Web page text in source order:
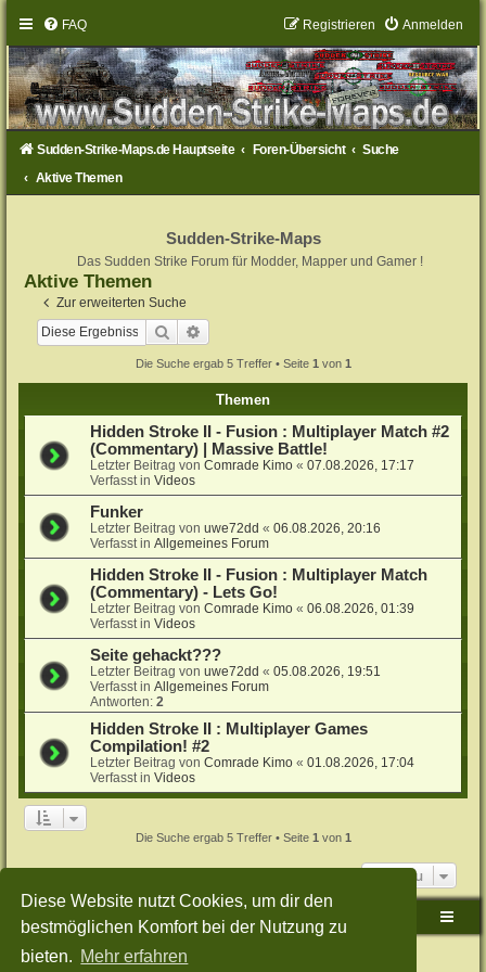
Diese Website nutzt Cookies, um dir den
bestmöglichen Komfort bei der Nutzung zu
bieten. Mehr erfahren
FAQ Anmelden
Registrieren
Sudden-Strike-Maps.de Hauptseite Foren-Übersicht
Suche
Aktive Themen
Sudden-Strike-Maps
Das Sudden Strike Forum für Modder, Mapper und Gamer !
Aktive Themen
Zur erweiterten Suche
Suche
Die Suche ergab 5 Treffer • Seite 1 von 1
Themen
Hidden Stroke II - Fusion : Multiplayer Match #2
(Commentary) | Massive Battle!
Letzter Beitrag vonComrade Kimo «07.08.2026, 17:17
Verfasst inVideos
Funker
Letzter Beitrag vonuwe72dd «06.08.2026, 20:16
Verfasst inAllgemeines Forum
Hidden Stroke II - Fusion : Multiplayer Match
(Commentary) - Lets Go!
Letzter Beitrag vonComrade Kimo «06.08.2026, 01:39
Verfasst inVideos
Seite gehackt???
Letzter Beitrag vonuwe72dd «05.08.2026, 19:51
Verfasst inAllgemeines Forum
Antworten:2
Hidden Stroke II : Multiplayer Games
Compilation! #2
Letzter Beitrag vonComrade Kimo «01.08.2026, 17:04
Verfasst inVideos
Die Suche ergab 5 Treffer • Seite 1 von 1
Gehe zu
Sudden-Strike-Maps.de Hauptseite Foren-Übersicht
Powered byphpBB® Forum Software © phpBB Limited